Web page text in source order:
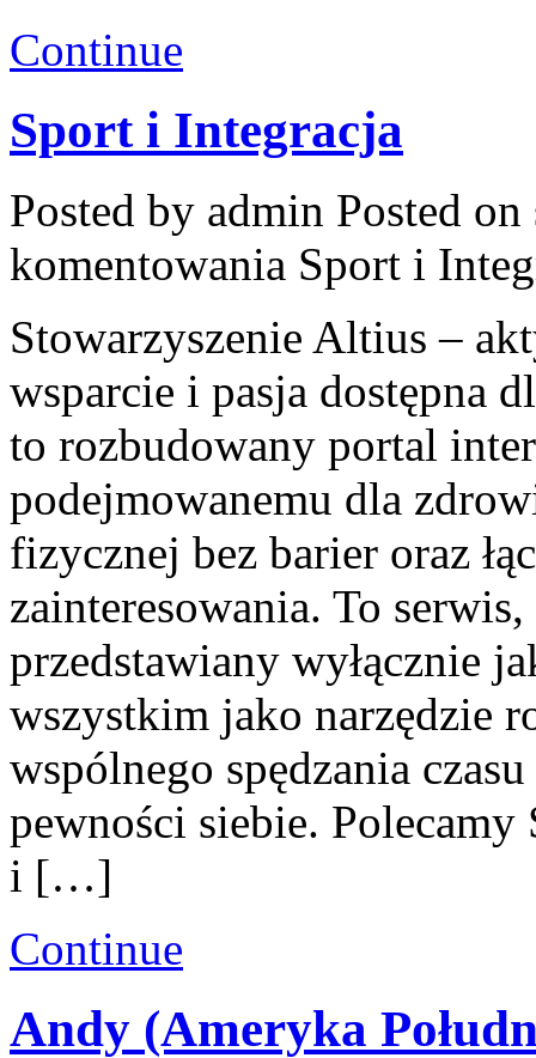
Continue
Sport i Integracja
Posted by admin Posted
komentowania Sport i
Stowarzyszenie Altius –
wsparcie i pasja dostępna
to rozbudowany portal
podejmowanemu dla
fizycznej bez barier oraz
zainteresowania. To
przedstawiany wyłącznie
wszystkim jako narzędzie
wspólnego spędzania
pewności siebie.
i […]
Continue
Andy (Ameryka